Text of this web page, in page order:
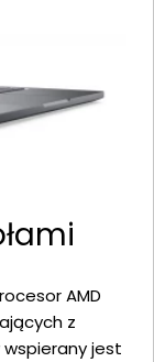
AMD
z
jest